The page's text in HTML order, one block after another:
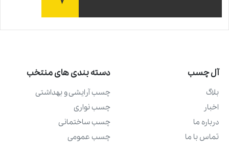
آل چسب
بلاگ
اخبار
درباره ما
تماس با ما
دسته بندی های منتخب
چسب آرايشی و بهداشتی
چسب نواری
چسب ساختمانی
چسب عمومی